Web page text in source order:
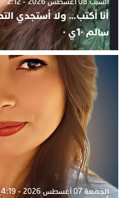
أنا أكتب… ولا أستجدي
سالم ·1ي ·
الجمعة 07 أغسطس 2026 - 4:19